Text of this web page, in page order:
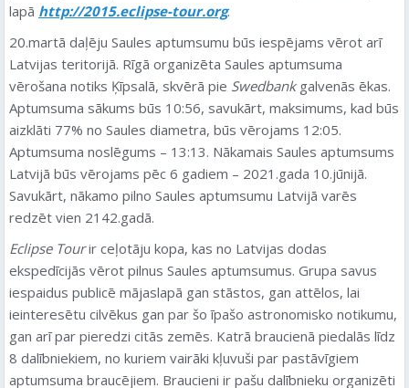
lapā http://2015.eclipse-tour.org.
20.martā daļēju Saules aptumsumu būs iespējams vērot arī
Latvijas teritorijā. Rīgā organizēta Saules aptumsuma
vērošana notiks Ķīpsalā, skvērā pie Swedbankgalvenās ēkas.
Aptumsuma sākums būs 10:56, savukārt, maksimums, kad būs
aizklāti 77% no Saules diametra, būs vērojams 12:05.
Aptumsuma noslēgums – 13:13. Nākamais Saules aptumsums
Latvijā būs vērojams pēc 6 gadiem – 2021.gada 10.jūnijā.
Savukārt, nākamo pilno Saules aptumsumu Latvijā varēs
redzēt vien 2142.gadā.
Eclipse Tourir ceļotāju kopa, kas no Latvijas dodas
ekspedīcijās vērot pilnus Saules aptumsumus. Grupa savus
iespaidus publicē mājaslapā gan stāstos, gan attēlos, lai
ieinteresētu cilvēkus gan par šo īpašo astronomisko notikumu,
gan arī par pieredzi citās zemēs. Katrā braucienā piedalās līdz
8 dalībniekiem, no kuriem vairāki kļuvuši par pastāvīgiem
aptumsuma braucējiem. Braucieni ir pašu dalībnieku organizēti